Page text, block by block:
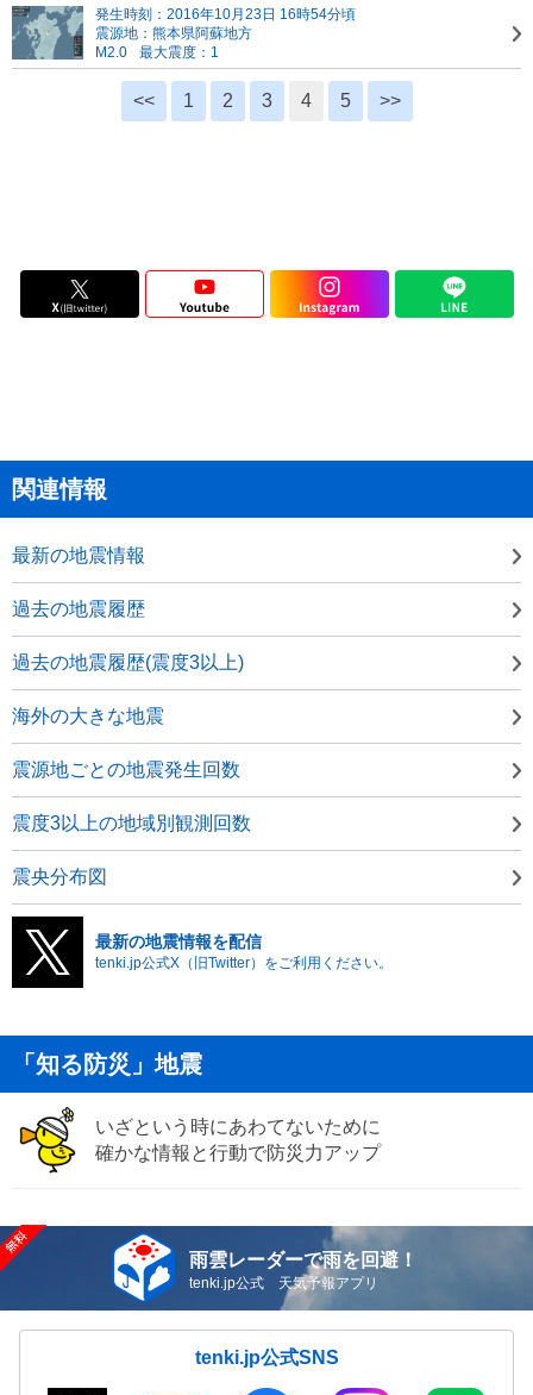
発生時刻：2016年10月23日 16時54分頃
震源地：熊本県阿蘇地方
M2.0
最大震度：1
<< 1 2 3 4 5 >>
関連情報
最新の地震情報
過去の地震履歴
過去の地震履歴(震度3以上)
海外の大きな地震
震源地ごとの地震発生回数
震度3以上の地域別観測回数
震央分布図
最新の地震情報を配信
tenki.jp公式X（旧Twitter）をご利用ください。
「知る防災」地震
いざという時にあわてないために
確かな情報と行動で防災力アップ
雨雲レーダーで雨を回避！
tenki.jp公式 天気予報アプリ
tenki.jp公式SNS